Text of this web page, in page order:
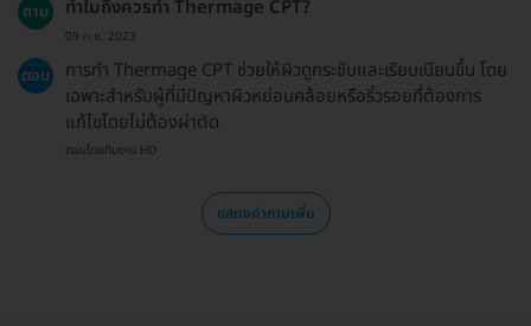
ถาม ทำไมถึงควรทำ Thermage CPT?
09 ก.ย. 2023
ตอบ
การทำ Thermage CPT ช่วยให้ผิวดูกระชับและเรียบเนียนขึ้น โดย
เฉพาะสำหรับผู้ที่มีปัญหาผิวหย่อนคล้อยหรือริ้วรอยที่ต้องการ
แก้ไขโดยไม่ต้องผ่าตัด
ตอบโดยทีมงาน HD
แสดงคำถามเพิ่ม